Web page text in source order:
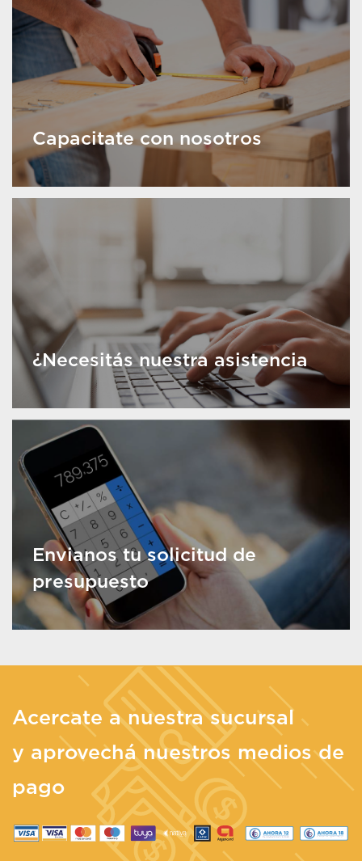
Capacitate con nosotros
¿Necesitás nuestra asistencia
Envianos tu solicitud de
presupuesto
Acercate a nuestra sucursal
y aprovechá nuestros medios de
pago